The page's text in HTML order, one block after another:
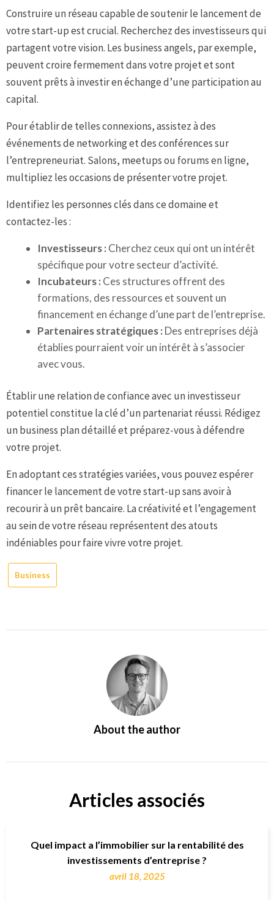
Construire un réseau capable de soutenir le lancement de
votre start-up est crucial. Recherchez des investisseurs qui
partagent votre vision. Les business angels, par exemple,
peuvent croire fermement dans votre projet et sont
souvent prêts à investir en échange d’une participation au
capital.
Pour établir de telles connexions, assistez à des
événements de networking et des conférences sur
l’entrepreneuriat. Salons, meetups ou forums en ligne,
multipliez les occasions de présenter votre projet.
Identifiez les personnes clés dans ce domaine et
contactez-les :
Investisseurs : Cherchez ceux qui ont un intérêt
spécifique pour votre secteur d’activité.
Incubateurs : Ces structures offrent des
formations, des ressources et souvent un
financement en échange d’une part de l’entreprise.
Partenaires stratégiques : Des entreprises déjà
établies pourraient voir un intérêt à s’associer
avec vous.
Établir une relation de confiance avec un investisseur
potentiel constitue la clé d’un partenariat réussi. Rédigez
un business plan détaillé et préparez-vous à défendre
votre projet.
En adoptant ces stratégies variées, vous pouvez espérer
financer le lancement de votre start-up sans avoir à
recourir à un prêt bancaire. La créativité et l’engagement
au sein de votre réseau représentent des atouts
indéniables pour faire vivre votre projet.
Business
About the author
Articles associés
Quel impact a l’immobilier sur la rentabilité des
investissements d’entreprise ?
avril 18, 2025